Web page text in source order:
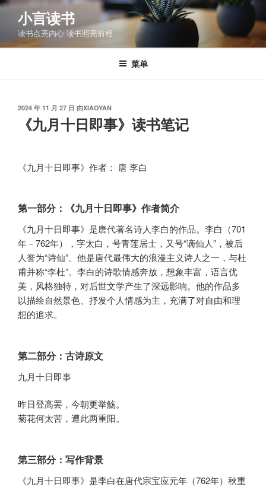
跳
容
小言读书
读书点亮内心 读书照亮前程
菜单
发
2024 年 11 月 27 日 由XIAOYAN
《九月十日即事》读书笔记
《九月十日即事》作者： 唐 李白
第一部分：《九月十日即事》作者简介
《九月十日即事》是唐代著名诗人李白的作品。李白（701
年－762年），字太白，号青莲居士，又号“谪仙人”，被后
人誉为“诗仙”。他是唐代最伟大的浪漫主义诗人之一，与杜
甫并称“李杜”。李白的诗歌情感奔放，想象丰富，语言优
美，风格独特，对后世文学产生了深远影响。他的作品多
以描绘自然景色、抒发个人情感为主，充满了对自由和理
想的追求。
第二部分：古诗原文
九月十日即事
昨日登高罢，今朝更举觞。
菊花何太苦，遭此两重阳。
第三部分：写作背景
《九月十日即事》是李白在唐代宗宝应元年（762年）秋重